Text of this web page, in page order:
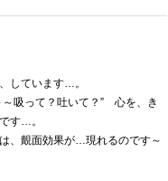
しています…。
～吸って？吐いて？” 心を、き
す…。
、覿面効果が…現れるのです～